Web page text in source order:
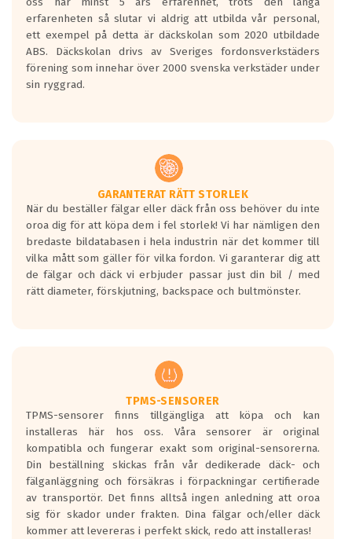
erfarenheten så slutar vi aldrig att utbilda vår personal,
ett exempel på detta är däckskolan som 2020 utbildade
ABS. Däckskolan drivs av Sveriges fordonsverkstäders
förening som innehar över 2000 svenska verkstäder under
sin ryggrad.
GARANTERAT RÄTT STORLEK
När du beställer fälgar eller däck från oss behöver du inte
oroa dig för att köpa dem i fel storlek! Vi har nämligen den
bredaste bildatabasen i hela industrin när det kommer till
vilka mått som gäller för vilka fordon. Vi garanterar dig att
de fälgar och däck vi erbjuder passar just din bil / med
rätt diameter, förskjutning, backspace och bultmönster.
TPMS-SENSORER
TPMS-sensorer finns tillgängliga att köpa och kan
installeras här hos oss. Våra sensorer är original
kompatibla och fungerar exakt som original-sensorerna.
Din beställning skickas från vår dedikerade däck- och
fälganläggning och försäkras i förpackningar certifierade
av transportör. Det finns alltså ingen anledning att oroa
sig för skador under frakten. Dina fälgar och/eller däck
kommer att levereras i perfekt skick, redo att installeras!